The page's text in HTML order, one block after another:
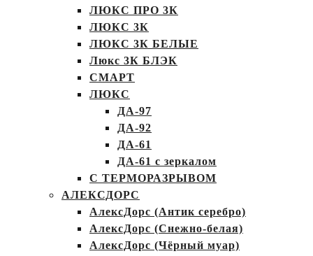
ЛЮКС ПРО 3К
ЛЮКС 3К
ЛЮКС 3К БЕЛЫЕ
Люкс 3К БЛЭК
СМАРТ
ЛЮКС
ДА-97
ДА-92
ДА-61
ДА-61 с зеркалом
С ТЕРМОРАЗРЫВОМ
АЛЕКСДОРС
АлексДорс (Антик серебро)
АлексДорс (Снежно-белая)
АлексДорс (Чёрный муар)